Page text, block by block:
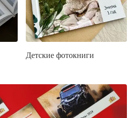
Детские фотокниги